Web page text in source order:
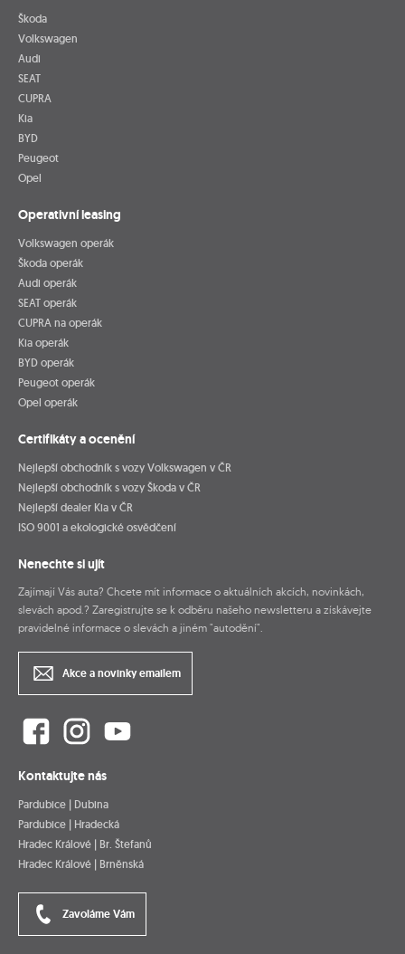
Škoda
Volkswagen
Audi
SEAT
CUPRA
Kia
BYD
Peugeot
Opel
Operativní leasing
Volkswagen operák
Škoda operák
Audi operák
SEAT operák
CUPRA na operák
Kia operák
BYD operák
Peugeot operák
Opel operák
Certifikáty a ocenění
Nejlepší obchodník s vozy Volkswagen v ČR
Nejlepší obchodník s vozy Škoda v ČR
Nejlepší dealer Kia v ČR
ISO 9001 a ekologické osvědčení
Nenechte si ujít
Zajímají Vás auta? Chcete mít informace o aktuálních akcích, novinkách,
slevách apod.? Zaregistrujte se k odběru našeho newsletteru a získávejte
pravidelné informace o slevách a jiném "autodění".
Akce a novinky emailem
Kontaktujte nás
Pardubice | Dubina
Pardubice | Hradecká
Hradec Králové | Br. Štefanů
Hradec Králové | Brněnská
Zavoláme Vám